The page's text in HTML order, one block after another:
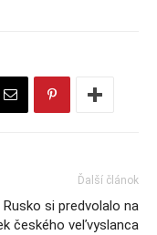
Ďalší článok
Rusko si predvolalo na
českého veľvyslanca